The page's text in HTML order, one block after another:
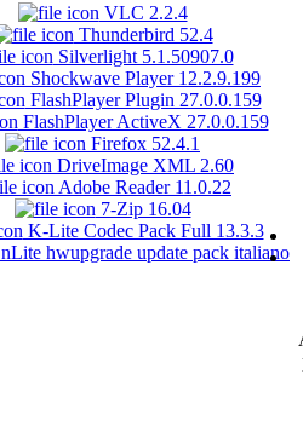
VLC 2.2.4
Thunderbird 52.4
Silverlight 5.1.50907.0
Shockwave Player 12.2.9.199
FlashPlayer Plugin 27.0.0.159
FlashPlayer ActiveX 27.0.0.159
Firefox 52.4.1
DriveImage XML 2.60
Adobe Reader 11.0.22
7-Zip 16.04
K-Lite Codec Pack Full 13.3.3
nLite hwupgrade update pack italiano